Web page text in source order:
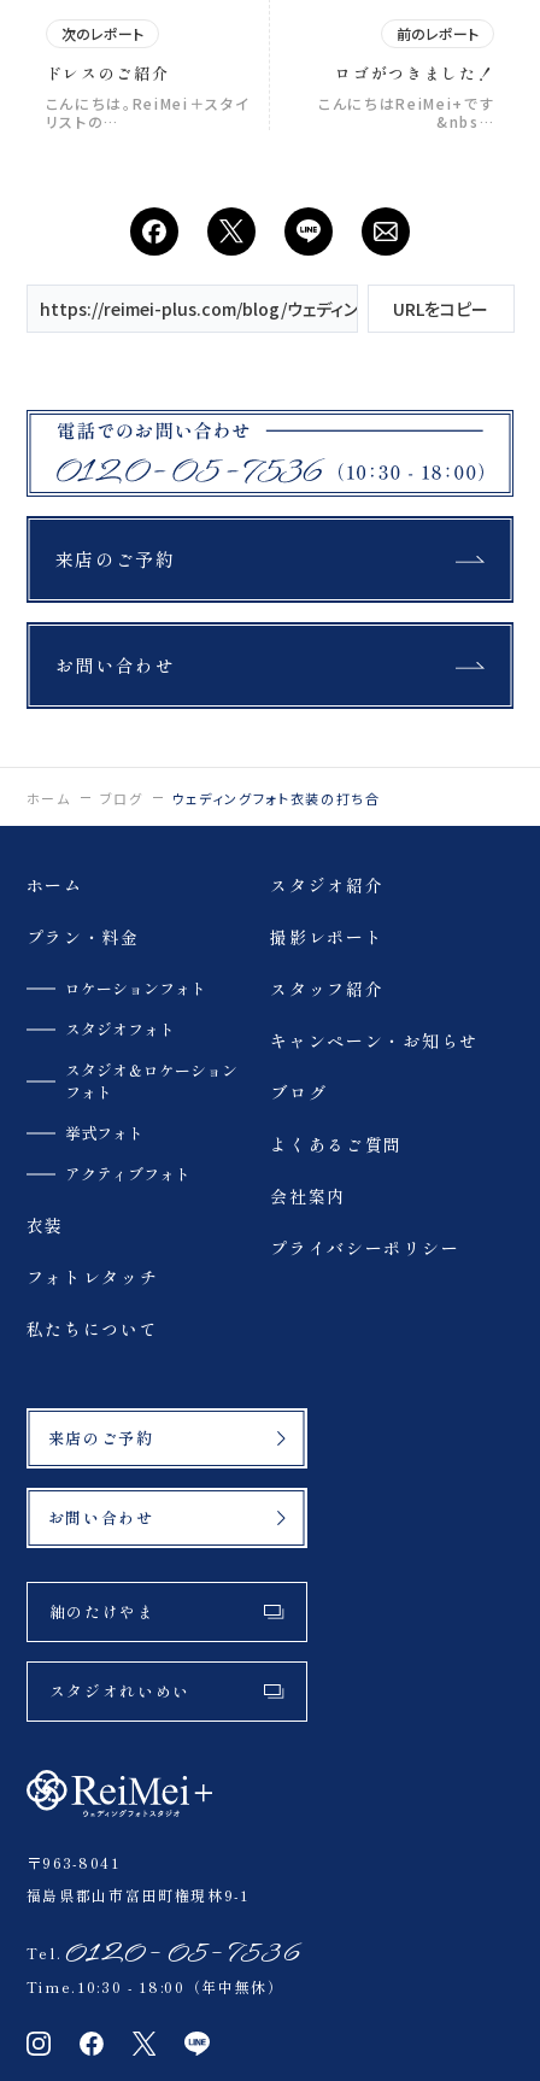
次のレポート
ドレスのご紹介
こんにちは。ReiMei＋スタイ
リストの…
前のレポート
ロゴがつきました！
こんにちはReiMei+です
&nbs…
https://reimei-plus.com/blog/ウェディングフォト衣装の打ち合わ
URLをコピー
来店のご予約
お問い合わせ
ホーム ブログ ウェディングフォト衣装の打ち合
〒963-8041
福島県郡山市富田町権現林9-1
Tel. 0120-05-7536
Time.10:30 - 18:00（年中無休）
ホーム
プラン・料金
ロケーションフォト
スタジオフォト
スタジオ＆ロケーション
フォト
挙式フォト
アクティブフォト
衣装
フォトレタッチ
私たちについて
スタジオ紹介
撮影レポート
スタッフ紹介
キャンペーン・お知らせ
ブログ
よくあるご質問
会社案内
プライバシーポリシー
来店のご予約
お問い合わせ
紬のたけやま
スタジオれいめい